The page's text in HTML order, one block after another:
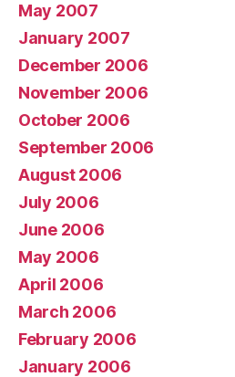
May 2007
January 2007
December 2006
November 2006
October 2006
September 2006
August 2006
July 2006
June 2006
May 2006
April 2006
March 2006
February 2006
January 2006